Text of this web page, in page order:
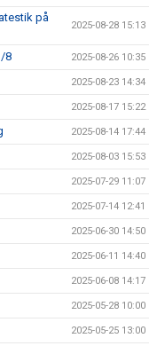
på
2025-08-28 15:13
8 2025-08-26 10:35
2025-08-23 14:34
2025-08-17 15:22
2025-08-14 17:44
2025-08-03 15:53
2025-07-29 11:07
2025-07-14 12:41
2025-06-30 14:50
2025-06-11 14:40
2025-06-08 14:17
2025-05-28 10:00
2025-05-25 13:00